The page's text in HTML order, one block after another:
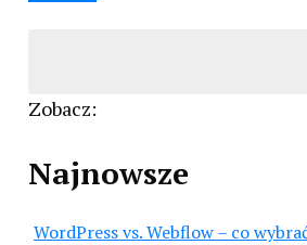
Zobacz:
Najnowsze
WordPress vs. Webflow – co